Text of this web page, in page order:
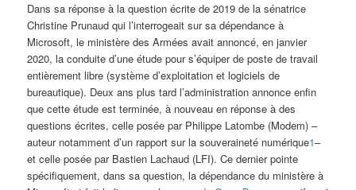
Dans sa réponse à la question écrite de 2019 de la sénatrice
Christine Prunaud qui l’interrogeait sur sa dépendance à
Microsoft, le ministère des Armées avait annoncé, en janvier
2020, la conduite d’une étude pour s’équiper de poste de travail
entièrement libre (système d’exploitation et logiciels de
bureautique). Deux ans plus tard l’administration annonce enfin
que cette étude est terminée, à nouveau en réponse à des
questions écrites, celle posée par Philippe Latombe (Modem) –
auteur notamment d’un rapport sur la souveraineté numérique1–
et celle posée par Bastien Lachaud (LFI). Ce dernier pointe
spécifiquement, dans sa question, la dépendance du ministère à